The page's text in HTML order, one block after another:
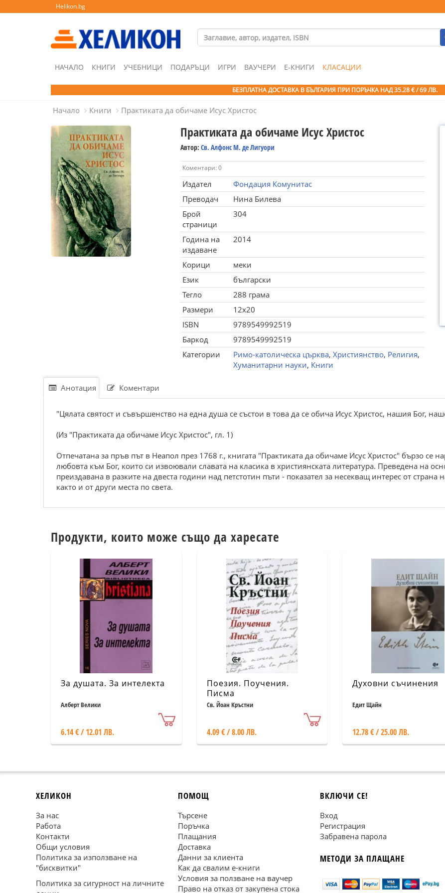
Helikon.bg
НАЧАЛО КНИГИ УЧЕБНИЦИ ПОДАРЪЦИ ИГРИ ВАУЧЕРИ Е-КНИГИ КЛАСАЦИИ
БЕЗПЛАТНА ДОСТАВКА В БЪЛГАРИЯ ПРИ ПОРЪЧКА НАД 35.28 € / 69 ЛВ.
Начало Книги Практиката да обичаме Исус Христос
Практиката да обичаме Исус Христос
Автор: Св. Алфонс М. де Лигуори
Коментари: 0
Издател
Фондация Комунитас
Преводач
Нина Билева
Брой
страници
304
Година на
издаване
2014
Корици
меки
Език
български
Тегло
288 грама
Размери
12x20
ISBN
9789549992519
Баркод
9789549992519
Категории
Римо-католическа църква, Християнство, Религия,
Хуманитарни науки, Книги
Анотация Коментари
"Цялата святост и съвършенство на една душа се състои в това да се обича Исус Христос, нашия Бог,
(Из "Практиката да обичаме Исус Христос", гл. 1)
Отпечатана за пръв път в Неапол през 1768 г., книгата "Практиката да обичаме Исус Христос" бързо се
любовта към Бог, които си извоювали славата на класика в християнската литература. Преведена на
преиздавана в разките на двеста години над петстотин пъти - показател за несекващ интерес от страна
както и от други места по света.
Продукти, които може също да харесате
За душата. За интелекта
Алберт Велики
6.14 € / 12.01 ЛВ.
Поезия. Поучения.
Писма
Св. Йоан Кръстни
4.09 € / 8.00 ЛВ.
Духовни съчинения
Едит Щайн
12.78 € / 25.00 ЛВ.
ХЕЛИКОН
За нас
Работа
Контакти
Общи условия
Политика за използване на
"бисквитки"
Политика за сигурност на личните
ПОМОЩ
Търсене
Поръчка
Плащания
Доставка
Данни за клиента
Как да свалим е-книги
Условия за ползване на ваучер
Право на отказ от закупена стока
ВКЛЮЧИ СЕ!
Вход
Регистрация
Забравена парола
МЕТОДИ ЗА ПЛАЩАНЕ